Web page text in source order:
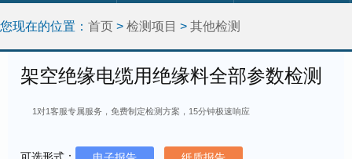
您现在的位置： 首页 > 检测项目 > 其他检测
架空绝缘电缆用绝缘料全部参数检测
1对1客服专属服务，免费制定检测方案，15分钟极速响应